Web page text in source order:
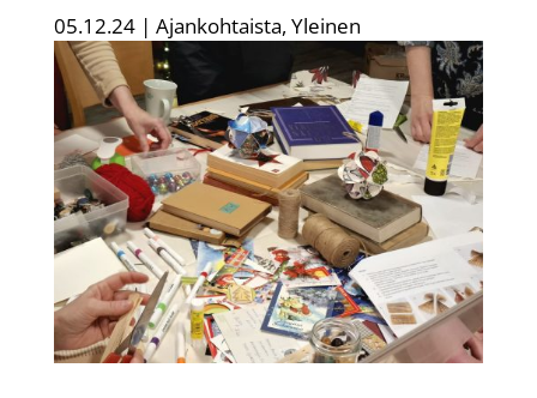
05.12.24| Ajankohtaista, Yleinen